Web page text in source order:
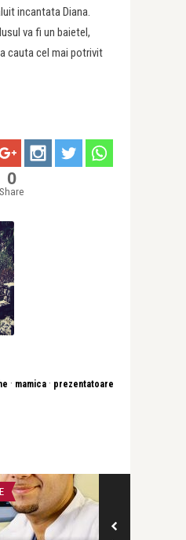
incantata Diana.
va fi un baietel,
cauta cel mai potrivit
0
Share
· mamica · prezentatoare